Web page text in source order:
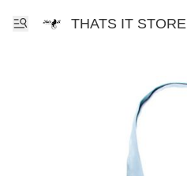
THATS IT STORE